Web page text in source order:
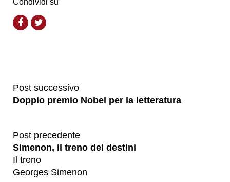
Post successivo
Doppio premio Nobel per la letteratura
Post precedente
Simenon, il treno dei destini
Il treno
Georges Simenon